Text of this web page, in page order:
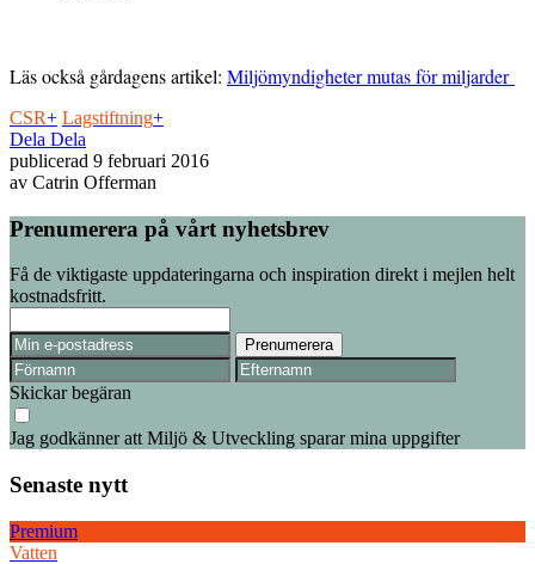
Läs också gårdagens artikel: Miljömyndigheter mutas för miljarder
CSR+ Lagstiftning+
Dela Dela
publicerad 9 februari 2016
av Catrin Offerman
Prenumerera på vårt nyhetsbrev
Få de viktigaste uppdateringarna och inspiration direkt i mejlen helt
kostnadsfritt.
Skickar begäran
Jag godkänner att Miljö & Utveckling sparar mina uppgifter
Senaste nytt
Premium
Vatten